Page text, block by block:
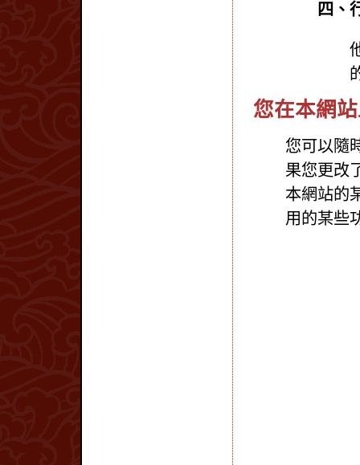
四、
您在本網
您可以隨
果您更改
本網站的
用的某些